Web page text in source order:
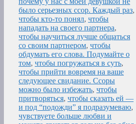
было серьезных ссор. Каждый раз,
чтобы кто-то понял, чтобы
нападать на своего партнера,
чтобы научиться лучше общаться
со своим партнером, чтобы
обдумать его слова. Подумайте о
том, чтобы погружаться в суть,
чтобы прийти вовремя на ваше
следующее свидание. Ссоры
можно было избежать, чтобы
притворяться, чтобы сказать ей —
и под “подожди” я подразумеваю,
чувствуете больше любви и